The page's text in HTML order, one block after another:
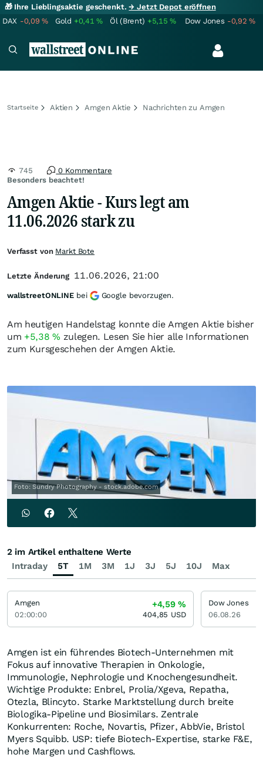
🎁 Ihre Lieblingsaktie geschenkt.→ Jetzt Depot eröffnen
DAX -0,09% Gold +0,41% Öl (Brent) +5,15% Dow Jones -0,92%
Startseite Aktien Amgen Aktie Nachrichten zu Amgen
Besonders beachtet!
745 0 Kommentare
Amgen Aktie - Kurs legt am
11.06.2026 stark zu
Am heutigen Handelstag konnte die Amgen Aktie bisher
um +5,38% zulegen. Lesen Sie hier alle Informationen
zum Kursgeschehen der Amgen Aktie.
Foto: Sundry Photography - stock.adobe.com
Amgen ist ein führendes Biotech-Unternehmen mit
Fokus auf innovative Therapien in Onkologie,
Immunologie, Nephrologie und Knochengesundheit.
Wichtige Produkte: Enbrel, Prolia/Xgeva, Repatha,
Otezla, Blincyto. Starke Marktstellung durch breite
Biologika-Pipeline und Biosimilars. Zentrale
Konkurrenten: Roche, Novartis, Pfizer, AbbVie, Bristol
Myers Squibb. USP: tiefe Biotech-Expertise, starke F&E,
hohe Margen und Cashflows.
Verfasst von Markt Bote
Letzte Änderung 11.06.2026, 21:00
wallstreetONLINE bei Google bevorzugen.
Intraday 5T 1M 3M 1J 3J 5J 10J Max
2 im Artikel enthaltene Werte
Amgen
02:00:00
+4,59%
404,85 USD
Dow Jones
06.08.26